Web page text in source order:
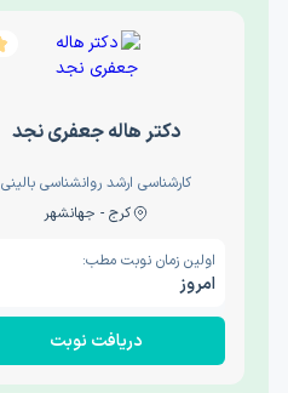
دکتر هاله جعفری نجد
کارشناسی ارشد روانشناسی بالینی
کرج - جهانشهر
اولین زمان نوبت مطب:
امروز
دریافت نوبت